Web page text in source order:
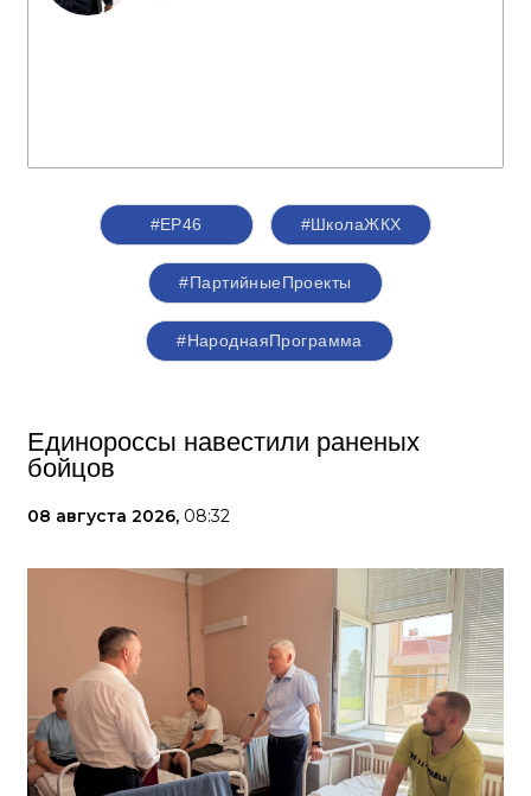
#ЕР46 #ШколаЖКХ
#ПартийныеПроекты
#НароднаяПрограмма
Единороссы навестили раненых
бойцов
08 августа 2026, 08:32